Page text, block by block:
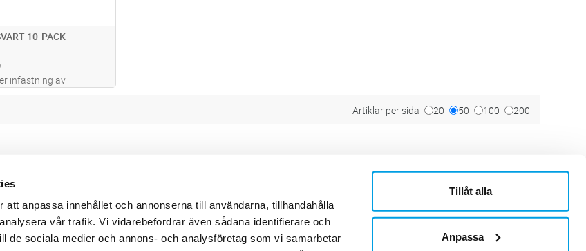
att anpassa innehållet och annonserna till användarna, tillhandahålla
vår trafik. Vi vidarebefordrar även sådana identifierare och
de sociala medier och annons- och analysföretag som vi samarbetar
Tillåt alla
Anpassa
10-PACK
infästning av
att limma, vilket
gjort oavsett
Artiklar per sida 20 50 100 200
Leverans- och betalningsvillkor
Elektronisk kommunikation
Produktväljare
Om Sonepar
Historik
Kontaktblad
Ledningsgrupp